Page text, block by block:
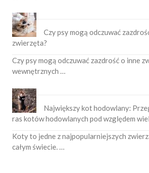
Czy psy mogą odczuwać
zwierzęta?
Czy psy mogą odczuwać zazdrość o inne
wewnętrznych …
Największy kot hodowlany:
ras kotów hodowlanych pod względem
Koty to jedne z najpopularniejszych
całym świecie. …